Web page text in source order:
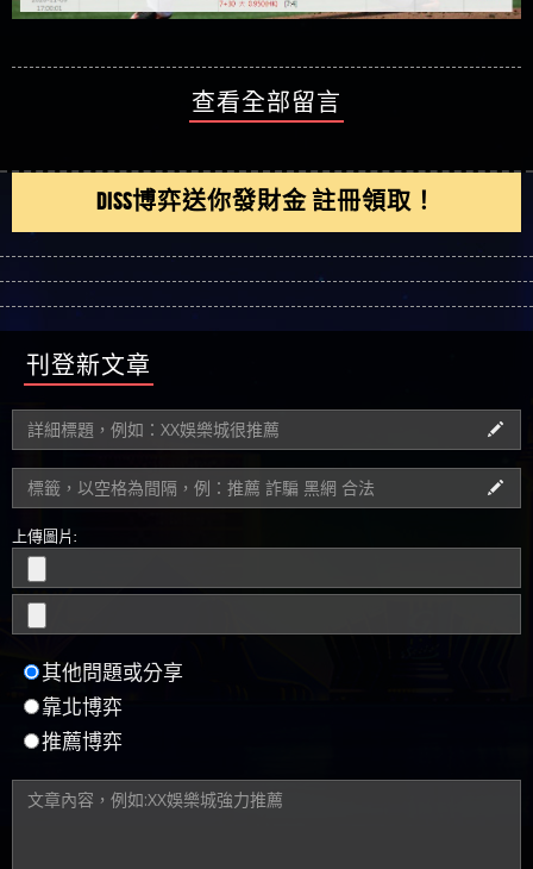
刊登新文章
上傳圖片:
推薦博弈